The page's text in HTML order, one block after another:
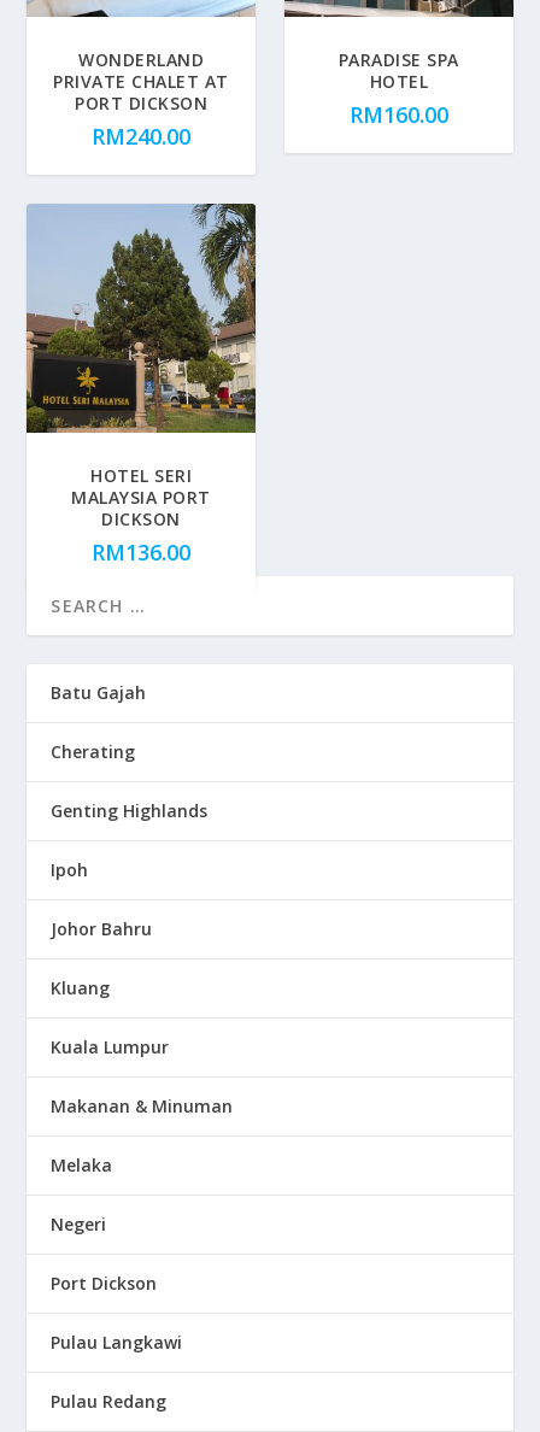
WONDERLAND
PRIVATE CHALET AT
PORT DICKSON
RM240.00
PARADISE SPA
HOTEL
RM160.00
HOTEL SERI
MALAYSIA PORT
DICKSON
RM136.00
Batu Gajah
Cherating
Genting Highlands
Ipoh
Johor Bahru
Kluang
Kuala Lumpur
Makanan & Minuman
Melaka
Negeri
Port Dickson
Pulau Langkawi
Pulau Redang